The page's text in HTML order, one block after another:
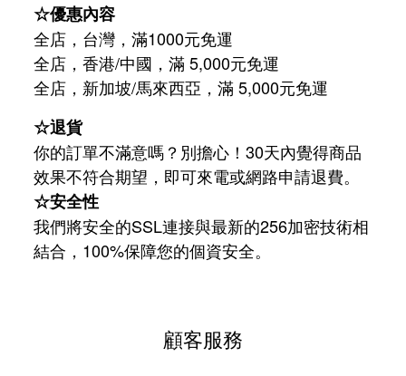
☆優惠內容
全店，台灣，滿1000元免運
全店，香港/中國，滿 5,000元免運
全店，新加坡/馬來西亞，滿 5,000元免運
☆退貨
你的訂單不滿意嗎？別擔心！30天內覺得商品
效果不符合期望，即可來電或網路申請退費。
☆安全性
我們將安全的SSL連接與最新的256加密技術相
結合，100%保障您的個資安全。
顧客服務